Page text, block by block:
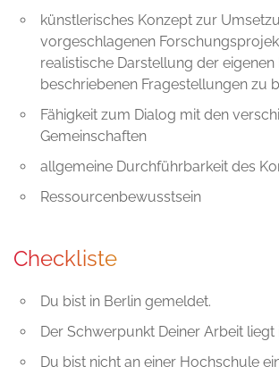
künstlerisches Konzept zur
vorgeschlagenen
realistische Darstellung der
beschriebenen Fragestellungen zu
Fähigkeit zum Dialog mit den
Gemeinschaften
allgemeine Durchführbarkeit des
Ressourcenbewusstsein
Checkliste
Du bist in Berlin gemeldet.
Der Schwerpunkt Deiner Arbeit liegt
Du bist nicht an einer Hochschule